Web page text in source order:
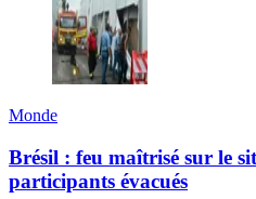
Monde
Brésil : feu maîtrisé sur le
participants évacués